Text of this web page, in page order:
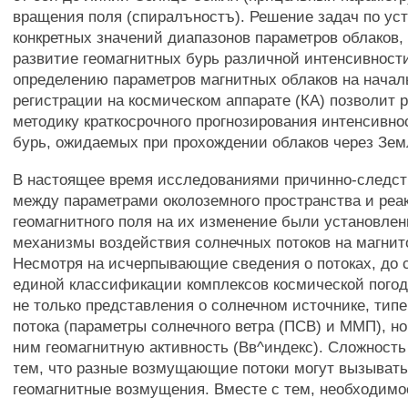
вращения поля (спиралъностъ). Решение задач по
конкретных значений диапазонов параметров
развитие геомагнитных бурь различной
определению параметров магнитных облаков на
регистрации на космическом аппарате (КА) позволит
методику краткосрочного прогнозирования
бурь, ожидаемых при прохождении облаков через
В настоящее время исследованиями причинно-
между параметрами околоземного пространства и
геомагнитного поля на их изменение были
механизмы воздействия солнечных потоков на
Несмотря на исчерпывающие сведения о потоках, до
единой классификации комплексов космической
не только представления о солнечном источнике,
потока (параметры солнечного ветра (ПСВ) и ММП),
ним геомагнитную активность (Вв^индекс).
тем, что разные возмущающие потоки могут
геомагнитные возмущения. Вместе с тем,